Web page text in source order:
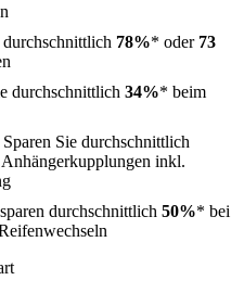
durchschnittlich 78%* oder 73
durchschnittlich 34%* beim
Sparen Sie durchschnittlich
inkl.
durchschnittlich 50%* bei